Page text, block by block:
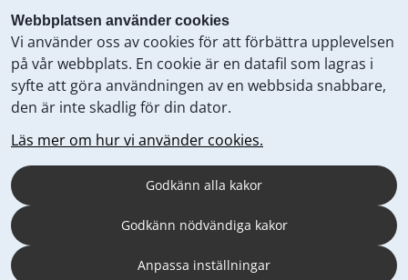
Webbplatsen använder cookies
Vi använder oss av cookies för att förbättra upplevelsen
på vår webbplats. En cookie är en datafil som lagras i
syfte att göra användningen av en webbsida snabbare,
den är inte skadlig för din dator.
Läs mer om hur vi använder cookies.
Godkänn alla kakor
Godkänn nödvändiga kakor
Anpassa inställningar